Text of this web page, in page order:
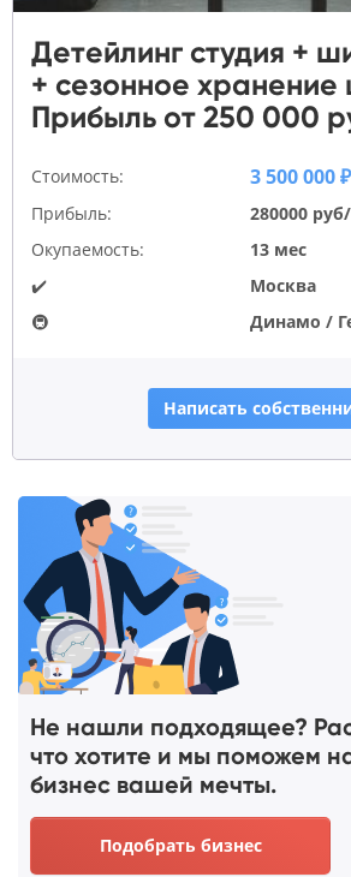
Детейлинг студия +
+ сезонное хранение
Прибыль от 250 000
Стоимость: 3 500 000 ₽
Прибыль:
280000
Окупаемость:
13 мес
✔️
Москва
🚇
Динамо /
Написать
Не нашли подходящее?
что хотите и мы поможем
бизнес вашей мечты.
Подобрать бизнес